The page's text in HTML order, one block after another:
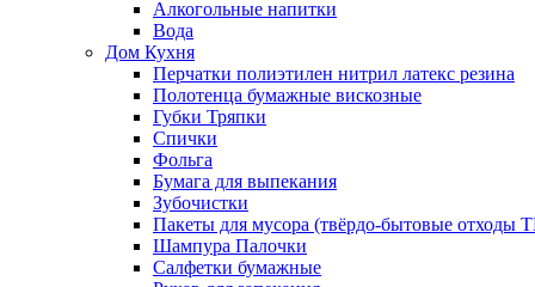
Алкогольные напитки
Вода
Дом Кухня
Перчатки полиэтилен нитрил латекс резина
Полотенца бумажные вискозные
Губки Тряпки
Спички
Фольга
Бумага для выпекания
Зубочистки
Пакеты для мусора (твёрдо-бытовые отходы
Шампура Палочки
Салфетки бумажные